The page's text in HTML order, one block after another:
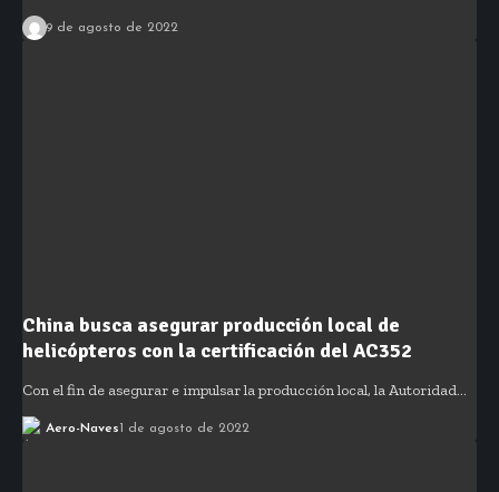
9 de agosto de 2022
China busca asegurar producción local de
helicópteros con la certificación del AC352
Con el fin de asegurar e impulsar la producción local, la Autoridad…
Aero-Naves1 de agosto de 2022